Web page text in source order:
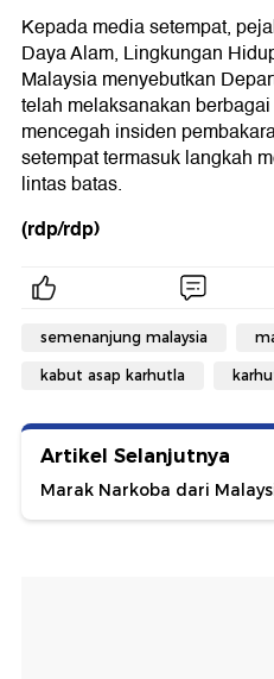
Kepada media setempat,
Daya Alam, Lingkungan
Malaysia menyebutkan
telah melaksanakan
mencegah insiden
setempat termasuk langkah
lintas batas.
(rdp/rdp)
semenanjung malaysia
kabut asap karhutla
Artikel Selanjutnya
Marak Narkoba dari